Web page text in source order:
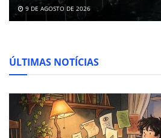
9 DE AGOSTO DE 2026
ÚLTIMAS NOTÍCIAS